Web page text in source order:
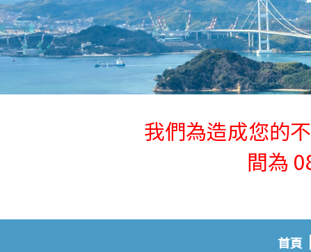
我們為造成您的
間為
首頁